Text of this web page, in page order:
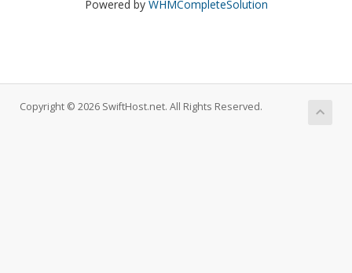
Powered by WHMCompleteSolution
Copyright © 2026 SwiftHost.net. All Rights Reserved.